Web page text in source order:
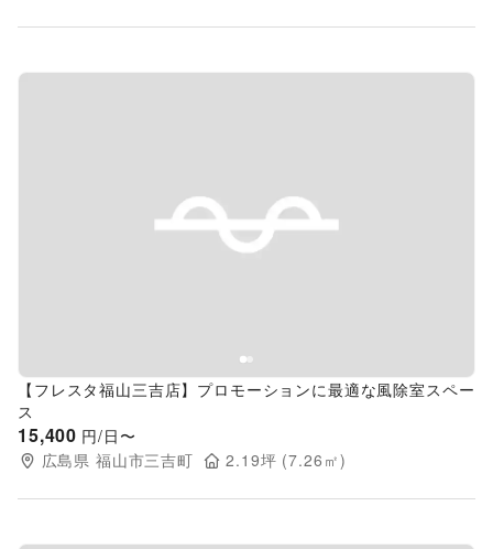
Previous slide
【フレスタ福山三吉店】プロモーションに最適な風除室スペー
ス
15,400 円/日〜
広島県 福山市三吉町 2.19坪 (7.26 ㎡)